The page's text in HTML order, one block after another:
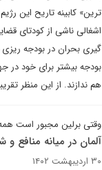
ترین» کابینه تاریح این
اشغالی ناشی از کودتای
گیری بحران در بودجه
بودجه بیشتر برای خود در
هم ندازند. از این منظر
وقتی برلین مجبور است
آلمان در میانه منافع و
۳۰ اردیبهشت ۱۴۰۲